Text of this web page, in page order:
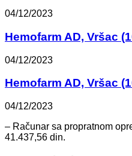
04/12/2023
Hemofarm AD, Vršac
04/12/2023
Hemofarm AD, Vršac
04/12/2023
– Računar sa propratnom
41.437,56 din.